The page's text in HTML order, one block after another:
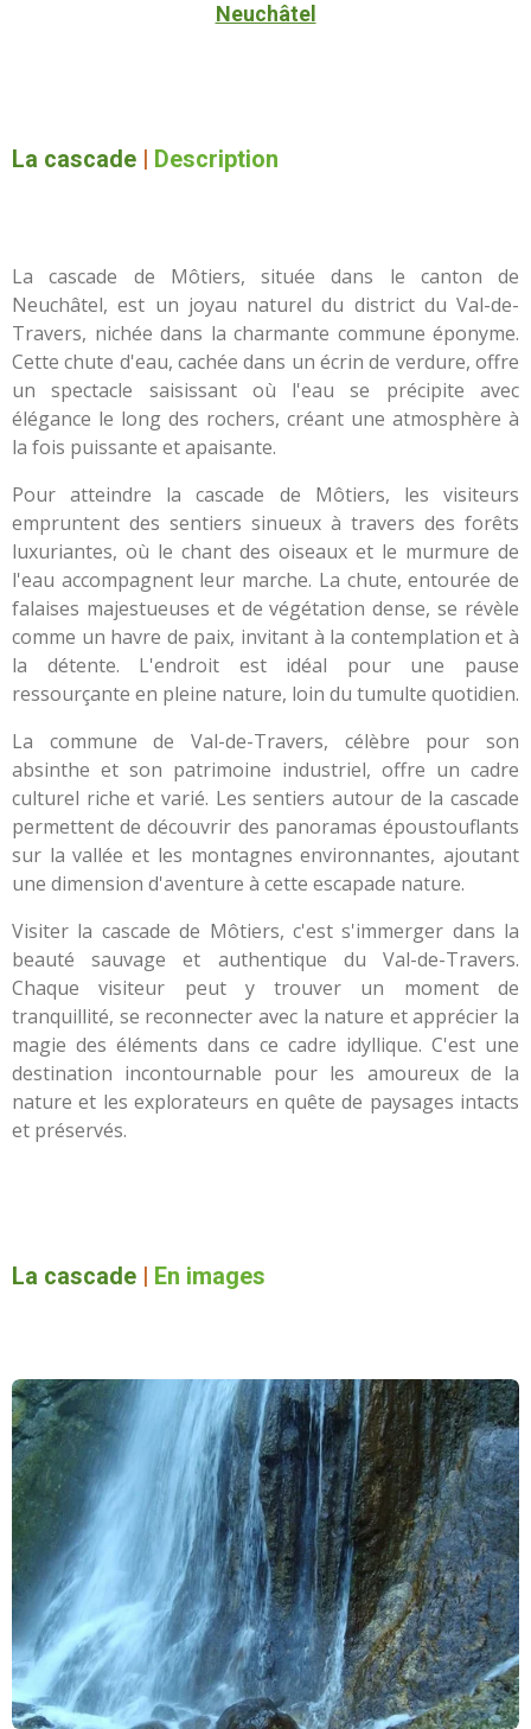
Neuchâtel
La cascade Description
La cascade de Môtiers, située dans le canton de
Neuchâtel, est un joyau naturel du district du Val-de-
Travers, nichée dans la charmante commune éponyme.
Cette chute d'eau, cachée dans un écrin de verdure, offre
un spectacle saisissant où l'eau se précipite avec
élégance le long des rochers, créant une atmosphère à
la fois puissante et apaisante.
Pour atteindre la cascade de Môtiers, les visiteurs
empruntent des sentiers sinueux à travers des forêts
luxuriantes, où le chant des oiseaux et le murmure de
l'eau accompagnent leur marche. La chute, entourée de
falaises majestueuses et de végétation dense, se révèle
comme un havre de paix, invitant à la contemplation et à
la détente. L'endroit est idéal pour une pause
ressourçante en pleine nature, loin du tumulte quotidien.
La commune de Val-de-Travers, célèbre pour son
absinthe et son patrimoine industriel, offre un cadre
culturel riche et varié. Les sentiers autour de la cascade
permettent de découvrir des panoramas époustouflants
sur la vallée et les montagnes environnantes, ajoutant
une dimension d'aventure à cette escapade nature.
Visiter la cascade de Môtiers, c'est s'immerger dans la
beauté sauvage et authentique du Val-de-Travers.
Chaque visiteur peut y trouver un moment de
tranquillité, se reconnecter avec la nature et apprécier la
magie des éléments dans ce cadre idyllique. C'est une
destination incontournable pour les amoureux de la
nature et les explorateurs en quête de paysages intacts
et préservés.
La cascade En images